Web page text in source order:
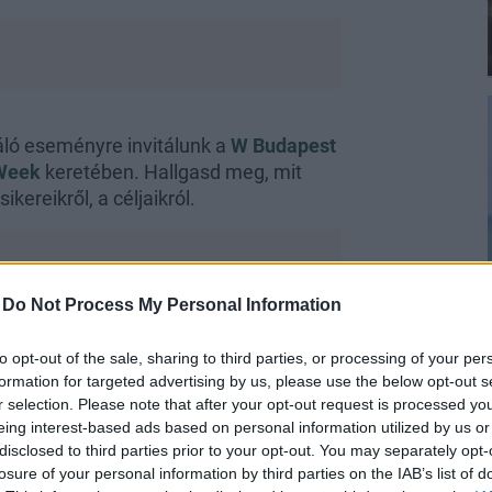
Do Not Process My Personal Information
opt-out of the sale, sharing to third parties, or processing of your
for targeted advertising by us, please use the below opt-out
selection. Please note that after your opt-out request is processed
interest-based ads based on personal information utilized by us
to third parties prior to your opt-out. You may separately
of your personal information by third parties on the IAB’s list of
eseményre invitálunk a W Budapest
keretében. Hallgasd meg, mit
a céljaikról.
modern szemlélet
augusztus végén a divat témáján
induló rendezvénysorozatával, a
társasági életének felpezsdítésébe.
Central European Fashion Week alatt